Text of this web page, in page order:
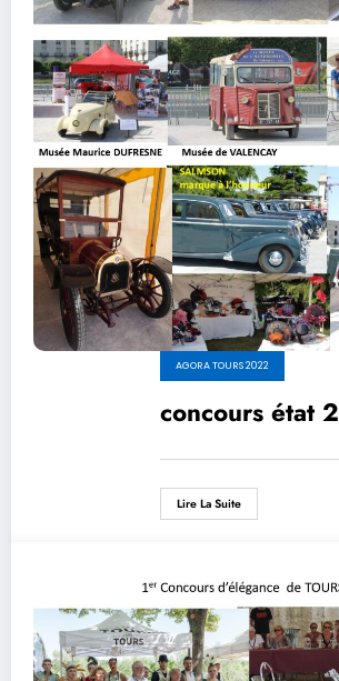
AGORA TOURS 2022
concours état 2
Lire La Suite